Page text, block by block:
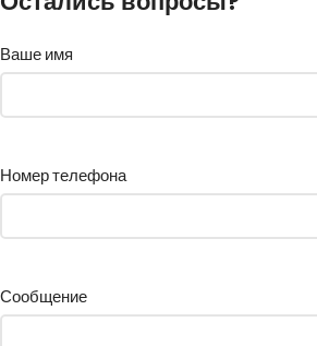
Ваше имя
Номер телефона
Сообщение